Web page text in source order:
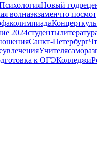
Новый год
волнаэкзаменчто
олимпиадаКонцерт
2024студенты
Санкт-Петербург
увлеченияУчителя
к ОГЭКолледжи